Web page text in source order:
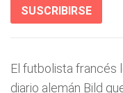
SUSCRIBIRSE
El futbolista francés
diario alemán Bild